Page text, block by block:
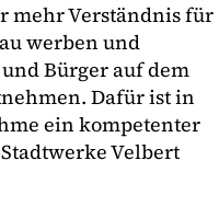
mehr Verständnis für
werben und
Bürger auf dem
Dafür ist in
ein kompetenter
Velbert